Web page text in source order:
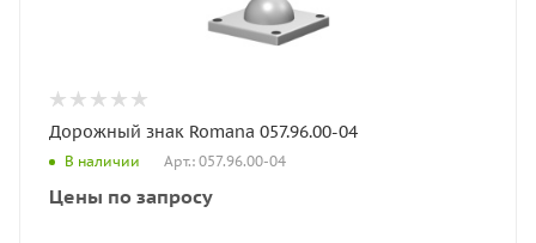
Дорожный знак Romana 057.96.00-04
В наличии Арт.: 057.96.00-04
Цены по запросу